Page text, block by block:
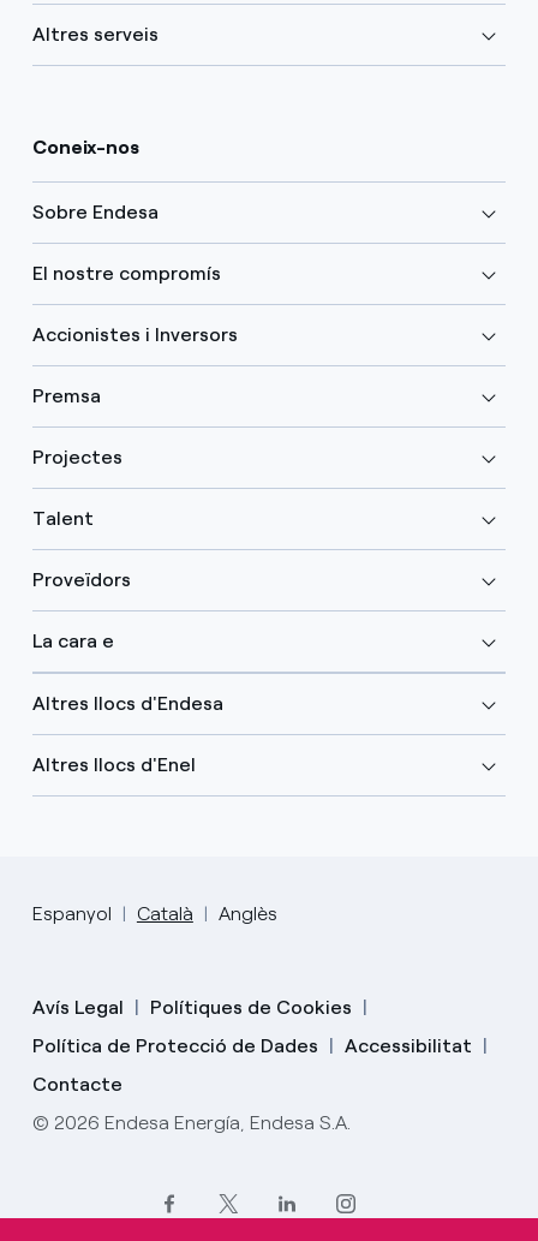
Altres serveis
Coneix-nos
Sobre Endesa
El nostre compromís
Accionistes i Inversors
Premsa
Projectes
Talent
Proveïdors
La cara e
Altres llocs d'Endesa
Altres llocs d'Enel
Espanyol Català Anglès
Avís Legal
Polítiques de Cookies
Política de Protecció de Dades
Accessibilitat
Contacte
© 2026 Endesa Energía, Endesa S.A.